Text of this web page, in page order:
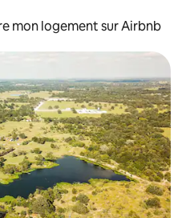
mon logement sur Airbnb